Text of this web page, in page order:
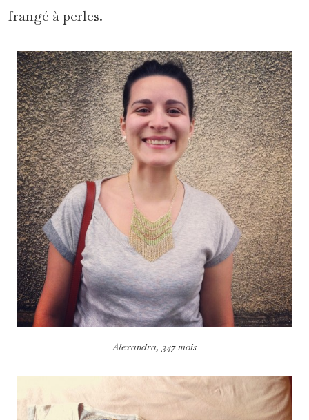
frangé à perles.
Alexandra, 347 mois